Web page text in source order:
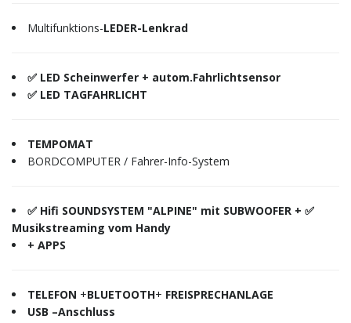
Multifunktions-LEDER-Lenkrad
✅ LED Scheinwerfer + autom.Fahrlichtsensor
✅ LED TAGFAHRLICHT
TEMPOMAT
BORDCOMPUTER / Fahrer-Info-System
✅ Hifi SOUNDSYSTEM "ALPINE" mit SUBWOOFER + ✅
Musikstreaming vom Handy
+ APPS
TELEFON +BLUETOOTH+ FREISPRECHANLAGE
USB –Anschluss